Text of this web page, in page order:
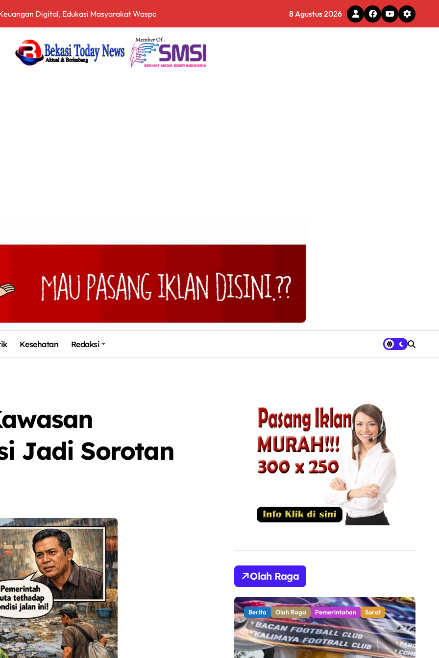
Nasional Tetap Kondusif Jelang HUT ke-81 RI, Masyarakat Diminta Waspadai Hoaks
Kompetensi Lulusan Perguruan Tinggi untuk Hadapi Transformasi Dunia Kerja
Bea Cukai Ngurah Rai Bali Gagalkan Penyelundupan 10 Kilogram Ganja Asal Thailand
8 Agustus 2026
Kesehatan Redaksi
Jadi Sorotan
Olah Raga
Berita Olah Raga Berita Olah Raga Pemerintahan Sorot